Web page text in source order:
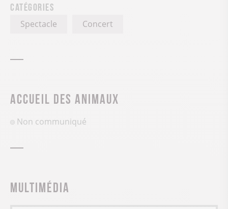
Catégories
Spectacle Concert
Accueil des animaux
Non communiqué
Multimédia